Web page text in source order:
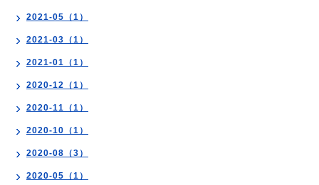
2021-05（1）
2021-03（1）
2021-01（1）
2020-12（1）
2020-11（1）
2020-10（1）
2020-08（3）
2020-05（1）